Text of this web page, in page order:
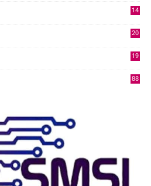
14
20
19
88